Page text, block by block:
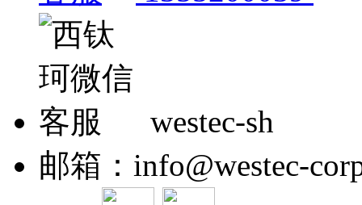
westec-sh
邮箱：info@westec-